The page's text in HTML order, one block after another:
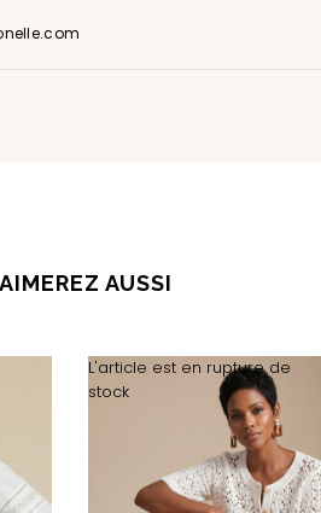
AUSSI
L'article est en rupture de
stock